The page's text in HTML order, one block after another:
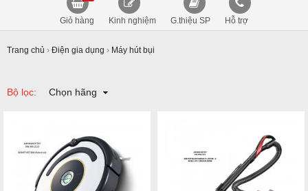
Giỏ hàng Kinh nghiệm G.thiệu SP Hỗ trợ
Trang chủ › Điện gia dụng › Máy hút bụi
Bộ lọc: Chọn hãng